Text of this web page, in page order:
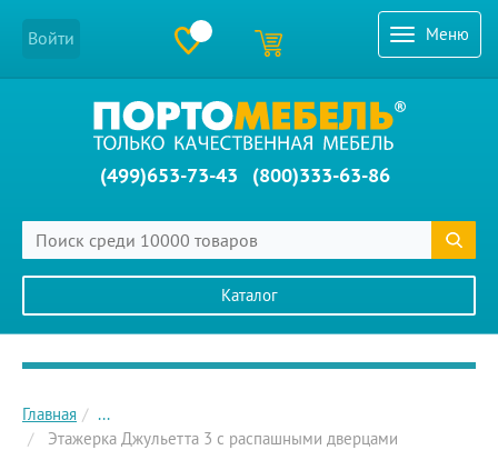
Меню
Войти
(499)653-73-43 (800)333-63-86
Каталог
Главное меню сайта
Главная
...
Этажерка Джульетта 3 с распашными дверцами